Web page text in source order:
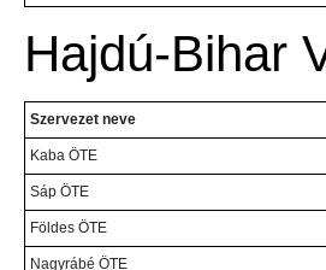
Hajdú-Bihar
Szervezet neve
Kaba ÖTE
Sáp ÖTE
Földes ÖTE
Nagyrábé ÖTE